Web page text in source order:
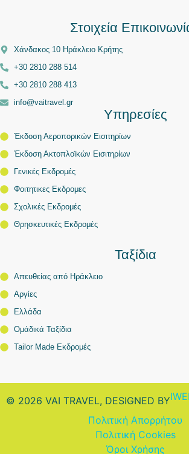
Στοιχεία
Χάνδακος 10 Ηράκλειο Κρήτης
+30 2810 288 514
+30 2810 288 413
info@vaitravel.gr
Υπηρεσίες
Έκδοση Αεροπορικών Εισιτηρίων
Έκδοση Ακτοπλοϊκών Εισιτηρίων
Γενικές Εκδρομές
Φοιτητικες Εκδρομες
Σχολικές Εκδρομές
Θρησκευτικές Εκδρομές
Ταξίδια
Απευθείας από Ηράκλειο
Αργίες
Ελλάδα
Ομάδικά Ταξίδια
Tailor Made Εκδρομές
© 2026 VAI TRAVEL, DESIGNED BY
Πολιτική Απορρήτου
Πολιτική Cookies
Όροι Χρήσης